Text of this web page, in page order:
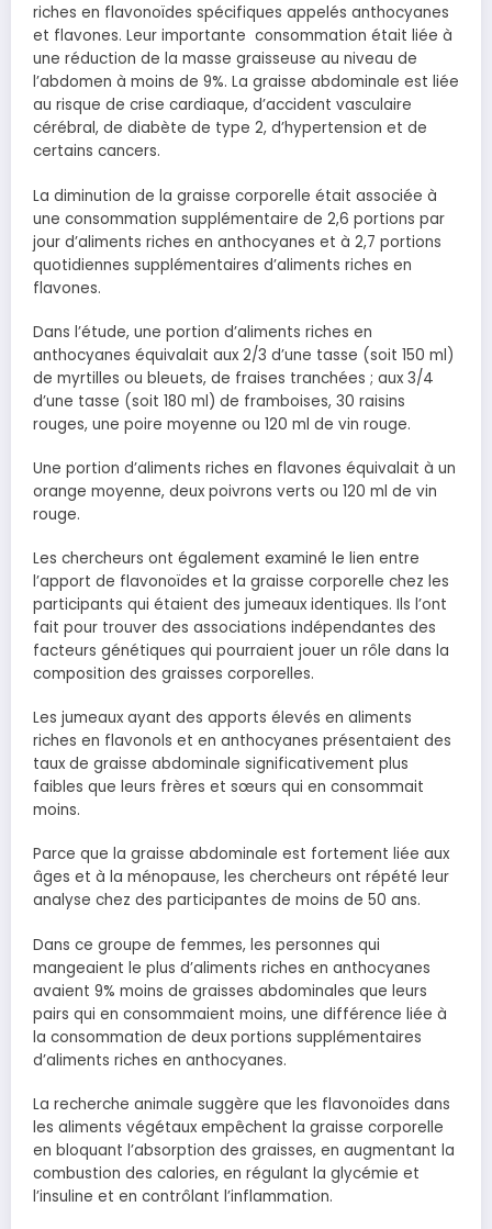
riches en flavonoïdes spécifiques appelés anthocyanes
et flavones. Leur importante consommation était liée à
une réduction de la masse graisseuse au niveau de
l’abdomen à moins de 9%. La graisse abdominale est liée
au risque de crise cardiaque, d’accident vasculaire
cérébral, de diabète de type 2, d’hypertension et de
certains cancers.
La diminution de la graisse corporelle était associée à
une consommation supplémentaire de 2,6 portions par
jour d’aliments riches en anthocyanes et à 2,7 portions
quotidiennes supplémentaires d’aliments riches en
flavones.
Dans l’étude, une portion d’aliments riches en
anthocyanes équivalait aux 2/3 d’une tasse (soit 150 ml)
de myrtilles ou bleuets, de fraises tranchées ; aux 3/4
d’une tasse (soit 180 ml) de framboises, 30 raisins
rouges, une poire moyenne ou 120 ml de vin rouge.
Une portion d’aliments riches en flavones équivalait à un
orange moyenne, deux poivrons verts ou 120 ml de vin
rouge.
Les chercheurs ont également examiné le lien entre
l’apport de flavonoïdes et la graisse corporelle chez les
participants qui étaient des jumeaux identiques. Ils l’ont
fait pour trouver des associations indépendantes des
facteurs génétiques qui pourraient jouer un rôle dans la
composition des graisses corporelles.
Les jumeaux ayant des apports élevés en aliments
riches en flavonols et en anthocyanes présentaient des
taux de graisse abdominale significativement plus
faibles que leurs frères et sœurs qui en consommait
moins.
Parce que la graisse abdominale est fortement liée aux
âges et à la ménopause, les chercheurs ont répété leur
analyse chez des participantes de moins de 50 ans.
Dans ce groupe de femmes, les personnes qui
mangeaient le plus d’aliments riches en anthocyanes
avaient 9% moins de graisses abdominales que leurs
pairs qui en consommaient moins, une différence liée à
la consommation de deux portions supplémentaires
d’aliments riches en anthocyanes.
La recherche animale suggère que les flavonoïdes dans
les aliments végétaux empêchent la graisse corporelle
en bloquant l’absorption des graisses, en augmentant la
combustion des calories, en régulant la glycémie et
l’insuline et en contrôlant l’inflammation.